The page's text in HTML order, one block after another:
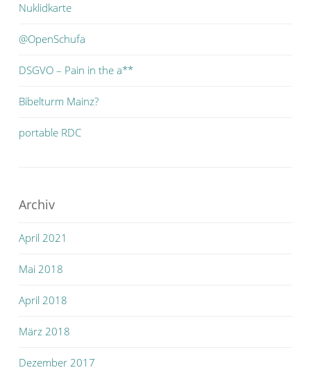
Nuklidkarte
@OpenSchufa
DSGVO – Pain in the a**
Bibelturm Mainz?
portable RDC
Archiv
April 2021
Mai 2018
April 2018
März 2018
Dezember 2017